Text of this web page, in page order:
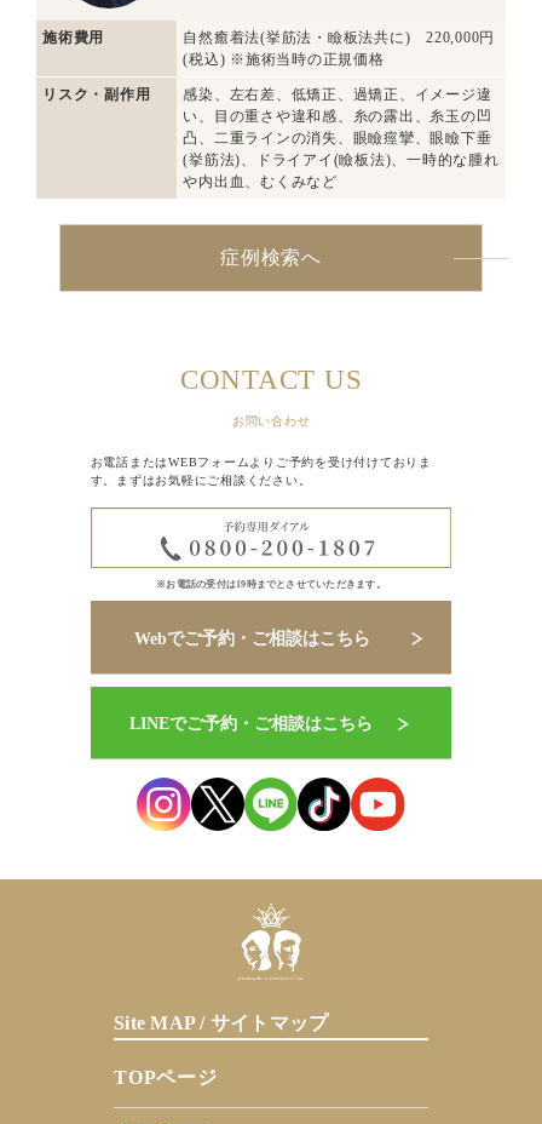
施術費用
自然癒着法(挙筋法・瞼板法共に) 220,000円
(税込) ※施術当時の正規価格
リスク・副作用
感染、左右差、低矯正、過矯正、イメージ違
い、目の重さや違和感、糸の露出、糸玉の凹
凸、二重ラインの消失、眼瞼痙攣、眼瞼下垂
(挙筋法)、ドライアイ(瞼板法)、一時的な腫れ
や内出血、むくみなど
症例検索へ
CONTACT US
お問い合わせ
お電話またはWEBフォームよりご予約を受け付けておりま
す。まずはお気軽にご相談ください。
※お電話の受付は19時までとさせていただきます。
Site MAP / サイトマップ
TOPページ